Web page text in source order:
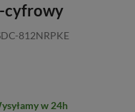
cyfrowy
812NRPKE
w 24h